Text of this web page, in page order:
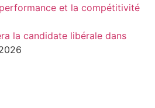
et la compétitivité
la candidate libérale dans